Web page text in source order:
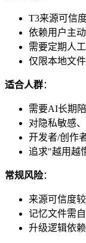
T3来源可信
依赖用户主
需要定期人
仅限本地文
适合人群：
需要AI长期
对隐私敏感
开发者/创作
追求"越用越
常规风险：
来源可信度
记忆文件需
升级逻辑依